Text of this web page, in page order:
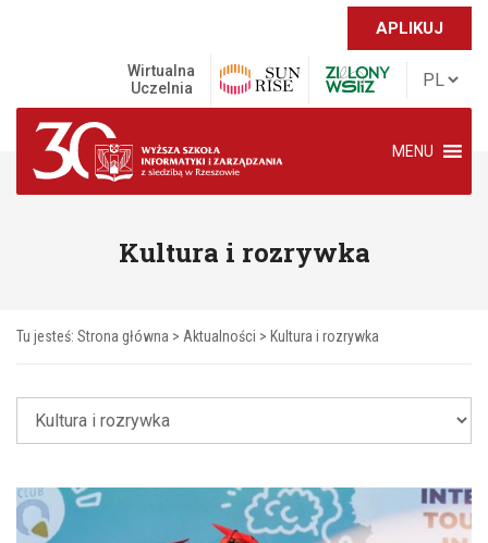
APLIKUJ
Wirtualna
Uczelnia
MENU
Kultura i rozrywka
Tu jesteś: Strona główna > Aktualności > Kultura i rozrywka